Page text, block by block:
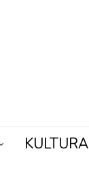
KULTURA